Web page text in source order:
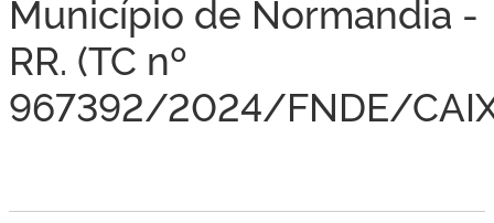
Município de Normandia -
RR. (TC nº
967392/2024/FNDE/